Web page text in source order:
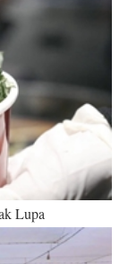
Lupa